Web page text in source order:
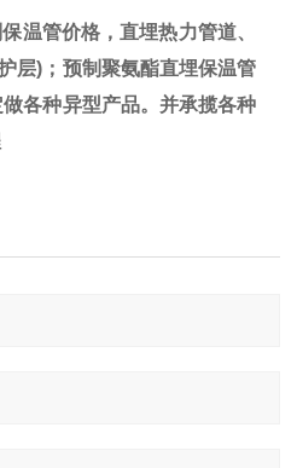
温管价格，直埋热力管道、
层)；预制聚氨酯直埋保温管
各种异型产品。并承揽各种